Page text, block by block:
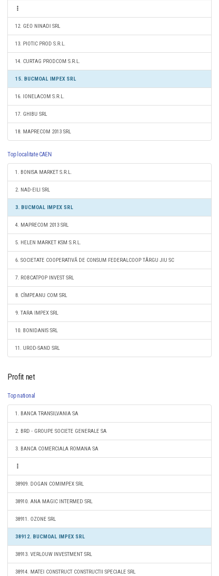
12. GEO NINADI SRL
13. PIOTIC PROD S.R.L.
14. CURTAG PRODCOM S.R.L.
15. BUCMOAL IMPEX SRL
16. IONELACOM S.R.L.
17. GHIBU SRL
18. MAPRECOM 2013 SRL
Top localitate CAEN
1. BONISA MARKET S.R.L.
2. NAD-EILI SRL
3. BUCMOAL IMPEX SRL
4. MAPRECOM 2013 SRL
5. HELEN MARKET KSM S.R.L.
6. SOCIETATE COOPERATIVĂ DE CONSUM FEDERALCOOP TÂRGU JIU SC
7. ROBCATPOP INVEST SRL
8. CÎMPEANU COM SRL
9. TARA IMPEX SRL
10. BONIDANIS SRL
11. UROD-SAND SRL
Profit net
Top national
1. BANCA TRANSILVANIA SA
2. BRD - GROUPE SOCIETE GENERALE SA
3. BANCA COMERCIALA ROMANA SA
38909. DOGAN COMIMPEX SRL
38910. ANA MAGIC INTERMED SRL
38911. OZONE SRL
38912. BUCMOAL IMPEX SRL
38913. VERLOUW INVESTMENT SRL
38914. MATEI CONSTRUCT CONSTRUCTII SPECIALE SRL